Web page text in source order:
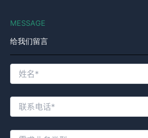
MESSAGE
给我们留言